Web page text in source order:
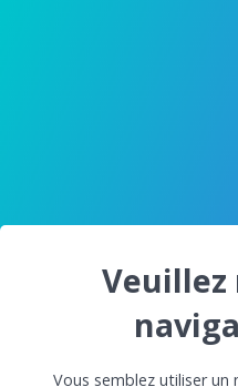
Vous semblez utiliser